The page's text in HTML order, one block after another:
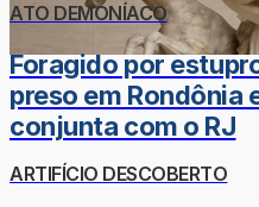
ATO DEMONÍACO
Foragido por
preso em Rondônia
conjunta com o RJ
ARTIFÍCIO DESCOBERTO